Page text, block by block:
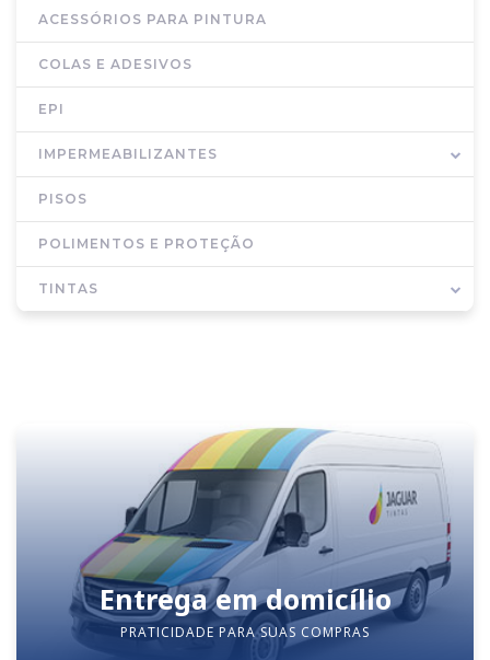
ACESSÓRIOS PARA PINTURA
COLAS E ADESIVOS
EPI
IMPERMEABILIZANTES
PISOS
POLIMENTOS E PROTEÇÃO
TINTAS
Entrega em domicílio
PRATICIDADE PARA SUAS COMPRAS